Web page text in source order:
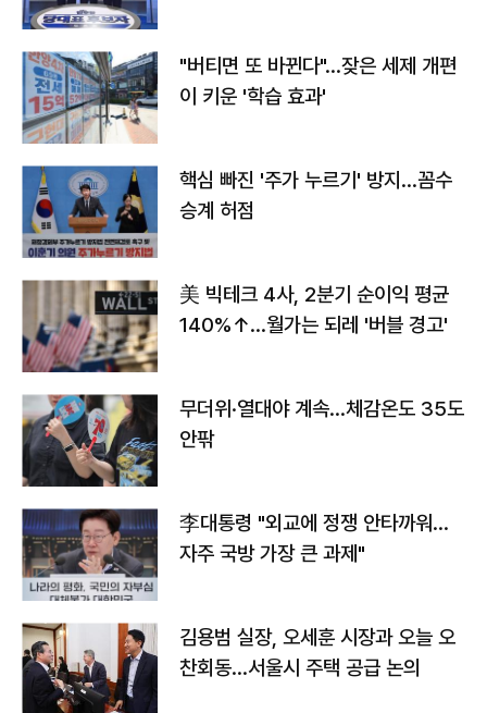
"버티면 또 바뀐다"…잦은 세제 개편
이 키운 '학습 효과'
핵심 빠진 '주가 누르기' 방지…꼼수
승계 허점
美 빅테크 4사, 2분기 순이익 평균
140%↑…월가는 되레 '버블 경고'
무더위·열대야 계속…체감온도 35도
안팎
李대통령 "외교에 정쟁 안타까워…
자주 국방 가장 큰 과제"
김용범 실장, 오세훈 시장과 오늘 오
찬회동...서울시 주택 공급 논의